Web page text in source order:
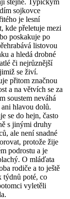
sojkovce
je lesní
kde přeletuje mezi
poskakuje po
listovou
a hledá drobné
či nejrůznější
se živí.
přitom značnou
a na větvích se za
soustem neváhá
ani hlavou dolů.
se do hejn, často
s jinými druhy
ale není snadné
protože žije
podrostu a je
O mláďata
rodiče a to ještě
týdnů poté, co
vyletěli